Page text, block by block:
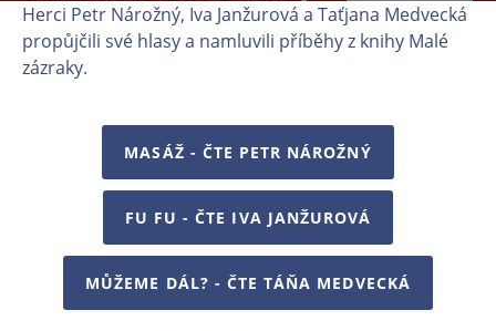
Herci Petr Nárožný, Iva Janžurová a Taťjana Medvecká
propůjčili své hlasy a namluvili příběhy z knihy Malé
zázraky.
MASÁŽ - ČTE PETR NÁROŽNÝ
FU FU - ČTE IVA JANŽUROVÁ
MŮŽEME DÁL? - ČTE TÁŇA MEDVECKÁ